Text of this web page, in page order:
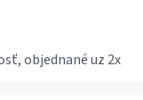
je 5 z 5 hviezdičiek.
objednané uz 2x